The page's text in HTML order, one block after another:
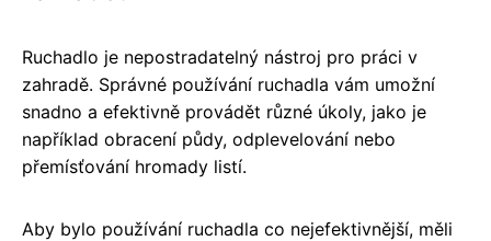
Ruchadlo je nepostradatelný nástroj pro práci v
zahradě. Správné používání ruchadla vám umožní
snadno a efektivně provádět různé úkoly, jako je
například obracení půdy, odplevelování nebo
přemísťování hromady listí.
Aby bylo používání ruchadla co nejefektivnější, měli